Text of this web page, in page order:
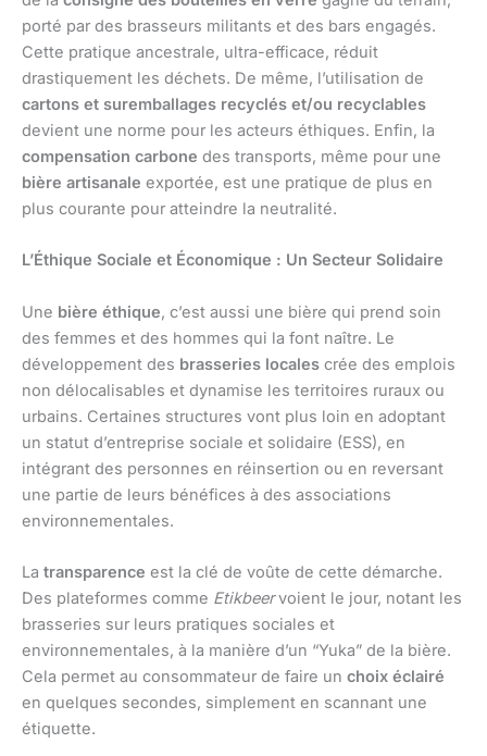
porté par des brasseurs militants et des bars engagés.
Cette pratique ancestrale, ultra-efficace, réduit
drastiquement les déchets. De même, l’utilisation de
cartons et suremballages recyclés et/ou recyclables
devient une norme pour les acteurs éthiques. Enfin, la
compensation carbone des transports, même pour une
bière artisanale exportée, est une pratique de plus en
plus courante pour atteindre la neutralité.
L’Éthique Sociale et Économique : Un Secteur Solidaire
Une bière éthique, c’est aussi une bière qui prend soin
des femmes et des hommes qui la font naître. Le
développement des brasseries locales crée des emplois
non délocalisables et dynamise les territoires ruraux ou
urbains. Certaines structures vont plus loin en adoptant
un statut d’entreprise sociale et solidaire (ESS), en
intégrant des personnes en réinsertion ou en reversant
une partie de leurs bénéfices à des associations
environnementales.
La transparence est la clé de voûte de cette démarche.
Des plateformes comme Etikbeervoient le jour, notant les
brasseries sur leurs pratiques sociales et
environnementales, à la manière d’un “Yuka” de la bière.
Cela permet au consommateur de faire un choix éclairé
en quelques secondes, simplement en scannant une
étiquette.